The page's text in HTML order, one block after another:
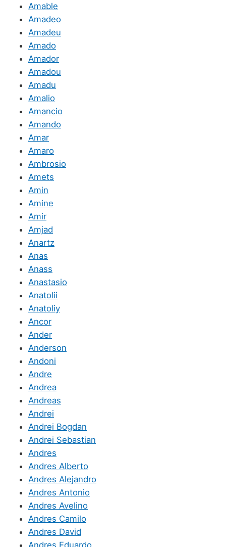
Amable
Amadeo
Amadeu
Amado
Amador
Amadou
Amadu
Amalio
Amancio
Amando
Amar
Amaro
Ambrosio
Amets
Amin
Amine
Amir
Amjad
Anartz
Anas
Anass
Anastasio
Anatolii
Anatoliy
Ancor
Ander
Anderson
Andoni
Andre
Andrea
Andreas
Andrei
Andrei Bogdan
Andrei Sebastian
Andres
Andres Alberto
Andres Alejandro
Andres Antonio
Andres Avelino
Andres Camilo
Andres David
Andres Eduardo